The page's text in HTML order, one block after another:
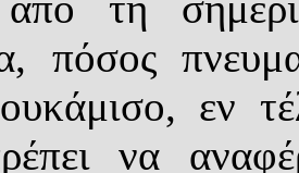
πόσος
εν
να